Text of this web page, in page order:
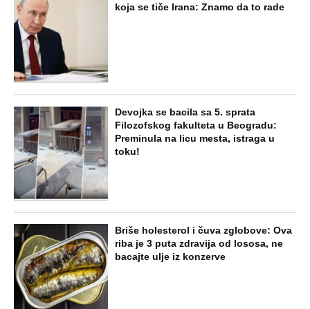
koja se tiče Irana: Znamo da to rade
Devojka se bacila sa 5. sprata
Filozofskog fakulteta u Beogradu:
Preminula na licu mesta, istraga u
toku!
Briše holesterol i čuva zglobove: Ova
riba je 3 puta zdravija od lososa, ne
bacajte ulje iz konzerve